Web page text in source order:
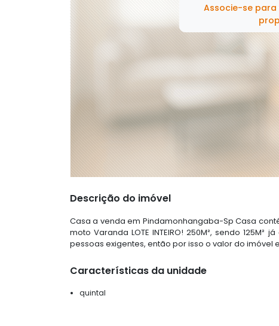
Associe-se
Descrição do imóvel
Casa a venda em Pindamonhangaba-Sp Casa
moto Varanda LOTE INTEIRO! 250M², sendo
pessoas exigentes, então por isso o valor do imóvel
Características da unidade
quintal